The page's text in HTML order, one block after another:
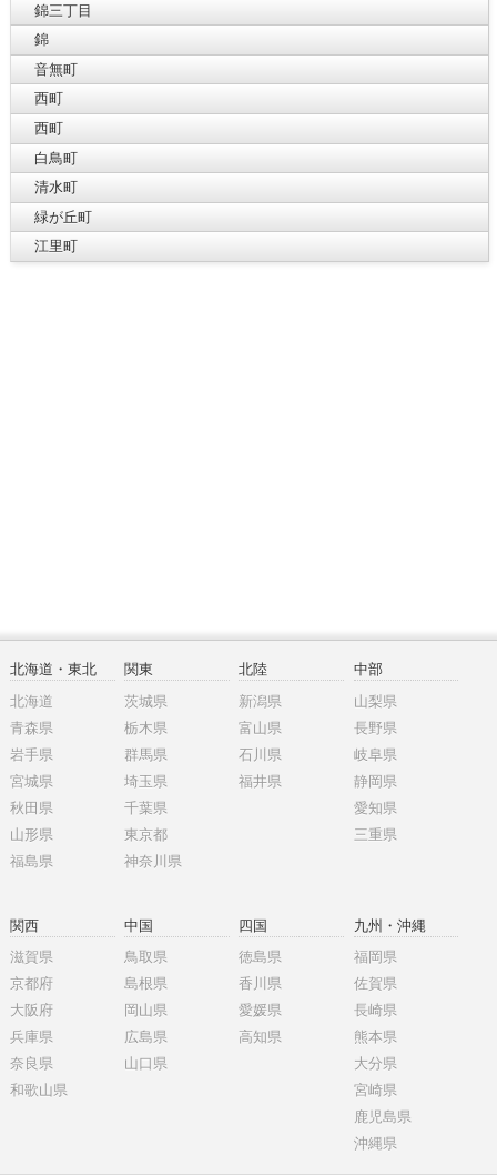
錦三丁目
錦
音無町
西町
西町
白鳥町
清水町
緑が丘町
江里町
北海道・東北
北海道
青森県
岩手県
宮城県
秋田県
山形県
福島県
関東
茨城県
栃木県
群馬県
埼玉県
千葉県
東京都
神奈川県
北陸
新潟県
富山県
石川県
福井県
中部
山梨県
長野県
岐阜県
静岡県
愛知県
三重県
関西
滋賀県
京都府
大阪府
兵庫県
奈良県
和歌山県
中国
鳥取県
島根県
岡山県
広島県
山口県
四国
徳島県
香川県
愛媛県
高知県
九州・沖縄
福岡県
佐賀県
長崎県
熊本県
大分県
宮崎県
鹿児島県
沖縄県